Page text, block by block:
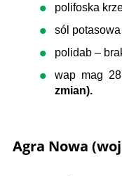
polifoska
sól potasowa
polidab –
wap mag
zmian).
Agra Nowa